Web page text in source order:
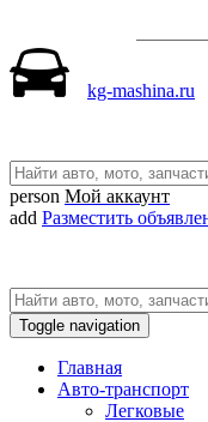
kg-mashina.ru
person Мой аккаунт
add Разместить
Toggle navigation
Главная
Авто-транспорт
Легковые